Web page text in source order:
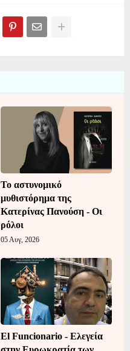
Το αστυνομικό
μυθιστόρημα της
Κατερίνας Πανούση - Οι
ρόλοι
05 Αυγ, 2026
El Funcionario - Ελεγεία